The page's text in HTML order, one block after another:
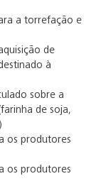
a torrefação e
de
à
sobre a
de soja,
os produtores
os produtores